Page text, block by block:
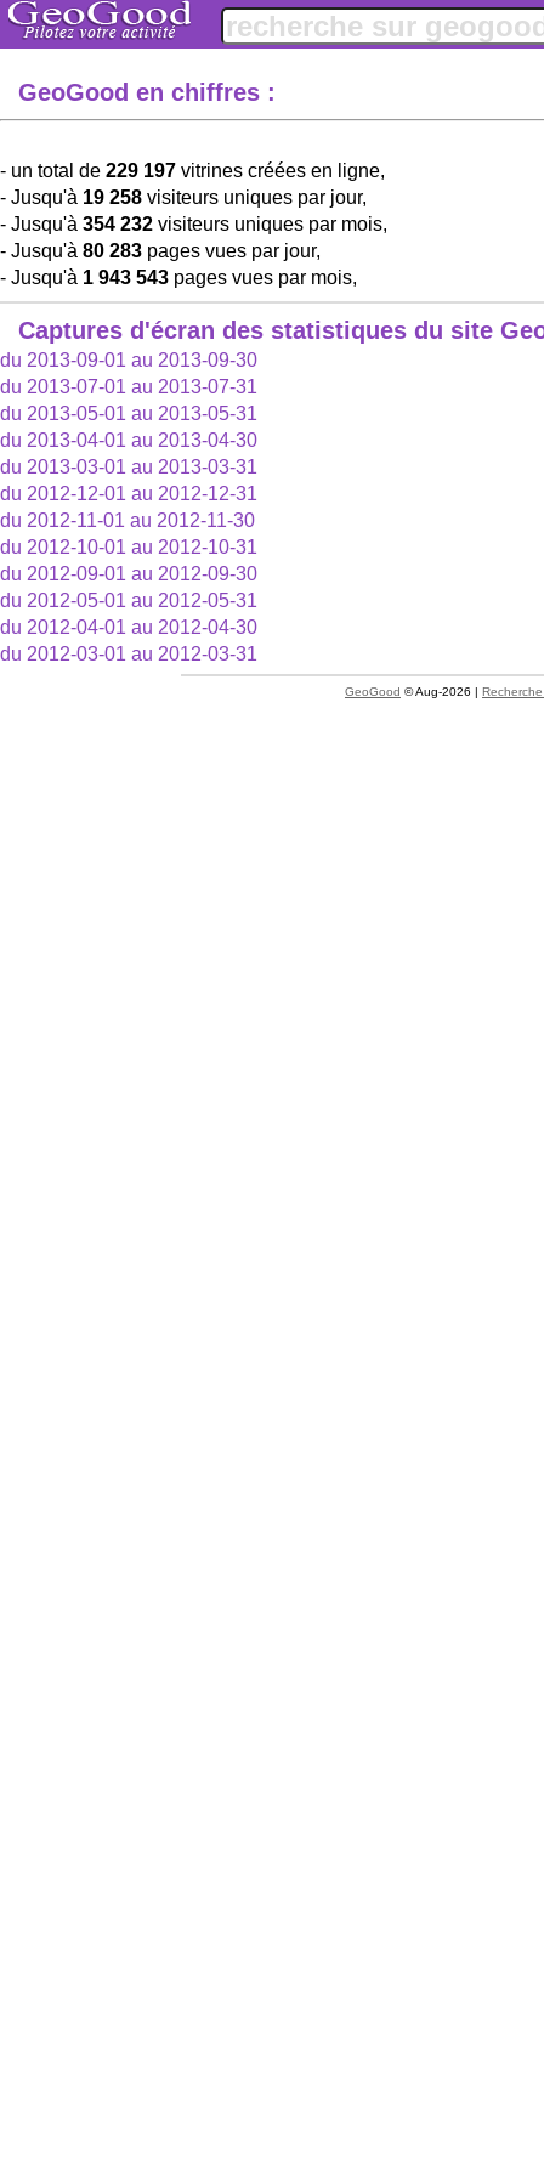
GeoGood en chiffres :
- un total de 229 197 vitrines créées en ligne,
- Jusqu'à 19 258 visiteurs uniques par jour,
- Jusqu'à 354 232 visiteurs uniques par mois,
- Jusqu'à 80 283 pages vues par jour,
- Jusqu'à 1 943 543 pages vues par mois,
Captures d'écran des statistiques du site
du 2013-09-01 au 2013-09-30
du 2013-07-01 au 2013-07-31
du 2013-05-01 au 2013-05-31
du 2013-04-01 au 2013-04-30
du 2013-03-01 au 2013-03-31
du 2012-12-01 au 2012-12-31
du 2012-11-01 au 2012-11-30
du 2012-10-01 au 2012-10-31
du 2012-09-01 au 2012-09-30
du 2012-05-01 au 2012-05-31
du 2012-04-01 au 2012-04-30
du 2012-03-01 au 2012-03-31
GeoGood © Aug-2026 |